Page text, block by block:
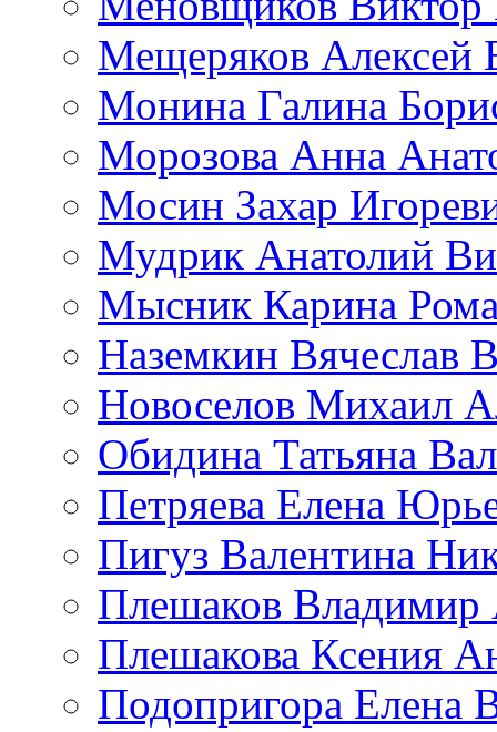
Мещеряков Алексей
Монина Галина
Морозова Анна
Мосин Захар
Мудрик Анатолий
Мысник Карина
Наземкин Вячеслав
Новоселов Михаил
Обидина Татьяна
Петряева Елена
Пигуз Валентина
Плешаков Владимир
Плешакова Ксения
Подопригора Елена